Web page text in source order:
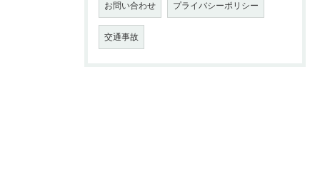
お問い合わせ プライバシーポリシー
交通事故